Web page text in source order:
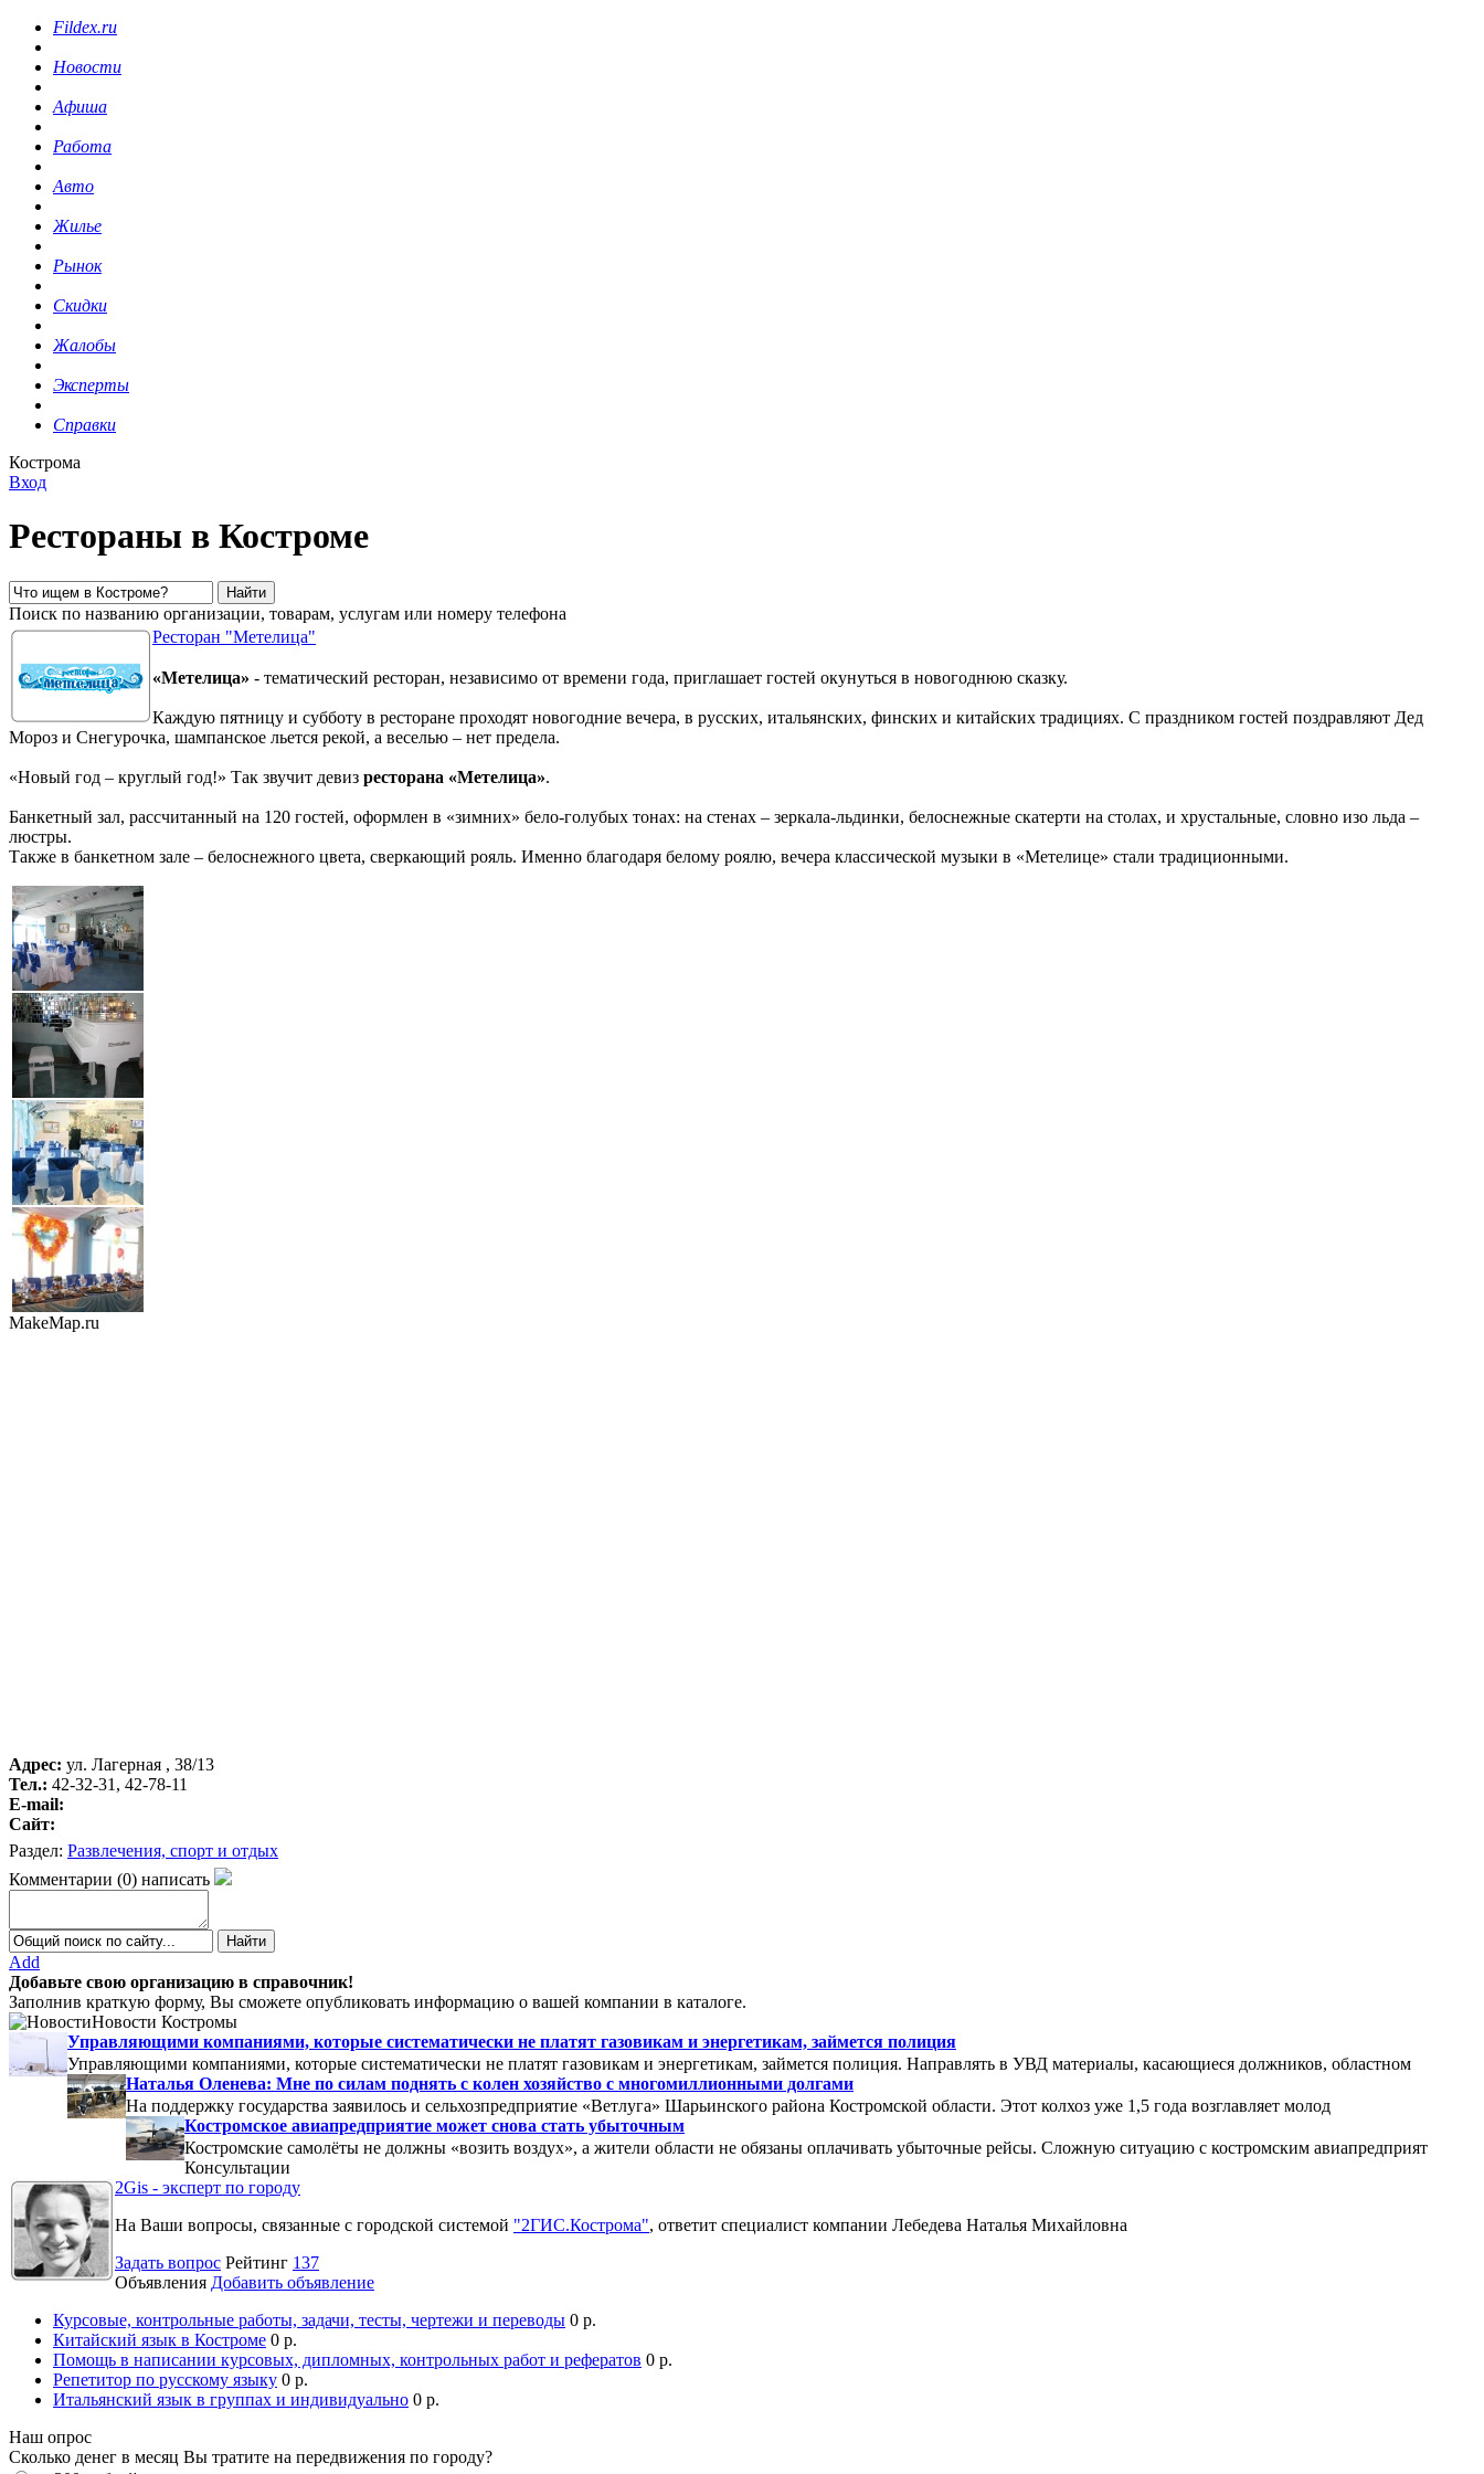
Fildex.ru
Новости
Афиша
Работа
Авто
Жилье
Рынок
Скидки
Жалобы
Эксперты
Справки
Кострома
Вход
Рестораны в Костроме
Поиск по названию организации, товарам, услугам или номеру телефона
Ресторан "Метелица"
«Метелица» - тематический ресторан, независимо от времени года, приглашает гостей окунуться в новогоднюю сказку.
Каждую пятницу и субботу в ресторане проходят новогодние вечера, в русских, итальянских, финских и китайских традициях. С праздником гостей поздравляют Дед
Мороз и Снегурочка, шампанское льется рекой, а веселью – нет предела.
«Новый год – круглый год!» Так звучит девиз ресторана «Метелица».
Банкетный зал, рассчитанный на 120 гостей, оформлен в «зимних» бело-голубых тонах: на стенах – зеркала-льдинки, белоснежные скатерти на столах, и хрустальные, словно изо льда –
люстры.
Также в банкетном зале – белоснежного цвета, сверкающий рояль. Именно благодаря белому роялю, вечера классической музыки в «Метелице» стали традиционными.
MakeMap.ru
Адрес: ул. Лагерная , 38/13
Тел.: 42-32-31, 42-78-11
E-mail:
Сайт:
Раздел: Развлечения, спорт и отдых
Комментарии (0) написать
Add
Добавьте свою организацию в справочник!
Заполнив краткую форму, Вы сможете опубликовать информацию о вашей компании в каталоге.
Новости Костромы
Управляющими компаниями, которые систематически не платят газовикам и энергетикам, займется полиция
Управляющими компаниями, которые систематически не платят газовикам и энергетикам, займется полиция. Направлять в УВД материалы, касающиеся должников, областном
Наталья Оленева: Мне по силам поднять с колен хозяйство с многомиллионными долгами
На поддержку государства заявилось и сельхозпредприятие «Ветлуга» Шарьинского района Костромской области. Этот колхоз уже 1,5 года возглавляет молод
Костромское авиапредприятие может снова стать убыточным
Костромские самолёты не должны «возить воздух», а жители области не обязаны оплачивать убыточные рейсы. Сложную ситуацию с костромским авиапредприят
Консультации
2Gis - эксперт по городу
На Ваши вопросы, связанные с городской системой "2ГИС.Кострома", ответит специалист компании Лебедева Наталья Михайловна
Задать вопрос Рейтинг 137
Объявления Добавить объявление
Курсовые, контрольные работы, задачи, тесты, чертежи и переводы 0 р.
Китайский язык в Костроме 0 р.
Помощь в написании курсовых, дипломных, контрольных работ и рефератов 0 р.
Репетитор по русскому языку 0 р.
Итальянский язык в группах и индивидуально 0 р.
Наш опрос
Сколько денег в месяц Вы тратите на передвижения по городу?